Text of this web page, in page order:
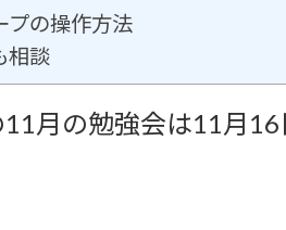
の操作方法
相談
月の勉強会は11月